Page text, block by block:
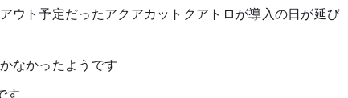
ウト予定だったアクアカットクアトロが導入の日が延び
なかったようです
す